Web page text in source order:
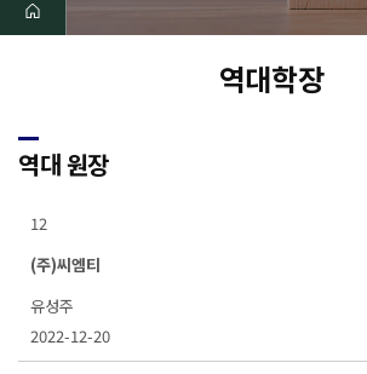
역대학장
역대 원장
12
(주)씨엠티
유성주
2022-12-20